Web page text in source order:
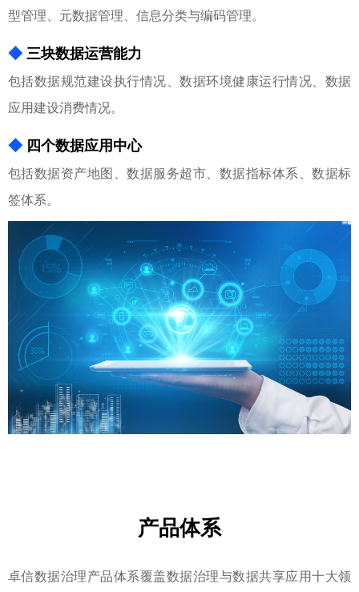
型管理、元数据管理、信息分类与编码管理。
◆ 三块数据运营能力
包括数据规范建设执行情况、数据环境健康运行情况、数据
应用建设消费情况。
◆ 四个数据应用中心
包括数据资产地图、数据服务超市、数据指标体系、数据标
签体系。
产品体系
卓信数据治理产品体系覆盖数据治理与数据共享应用十大领